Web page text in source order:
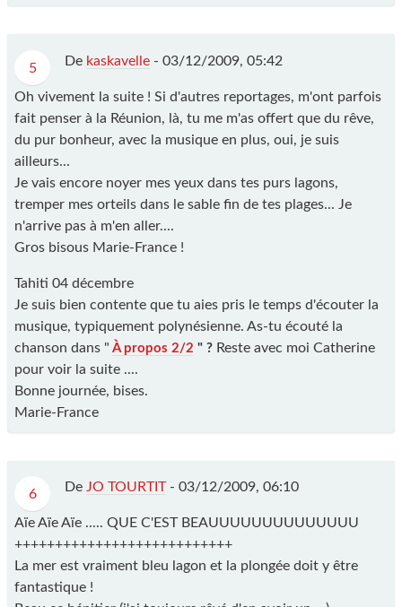
5 De kaskavelle - 03/12/2009, 05:42
Oh vivement la suite ! Si d'autres reportages, m'ont parfois
fait penser à la Réunion, là, tu me m'as offert que du rêve,
du pur bonheur, avec la musique en plus, oui, je suis
ailleurs...
Je vais encore noyer mes yeux dans tes purs lagons,
tremper mes orteils dans le sable fin de tes plages... Je
n'arrive pas à m'en aller....
Gros bisous Marie-France !
Tahiti 04 décembre
Je suis bien contente que tu aies pris le temps d'écouter la
musique, typiquement polynésienne. As-tu écouté la
chanson dans " À propos 2/2 " ? Reste avec moi Catherine
pour voir la suite ....
Bonne journée, bises.
Marie-France
6 De JO TOURTIT- 03/12/2009, 06:10
Aïe Aïe Aïe ..... QUE C'EST BEAUUUUUUUUUUUUUU
+++++++++++++++++++++++++++
La mer est vraiment bleu lagon et la plongée doit y être
fantastique !